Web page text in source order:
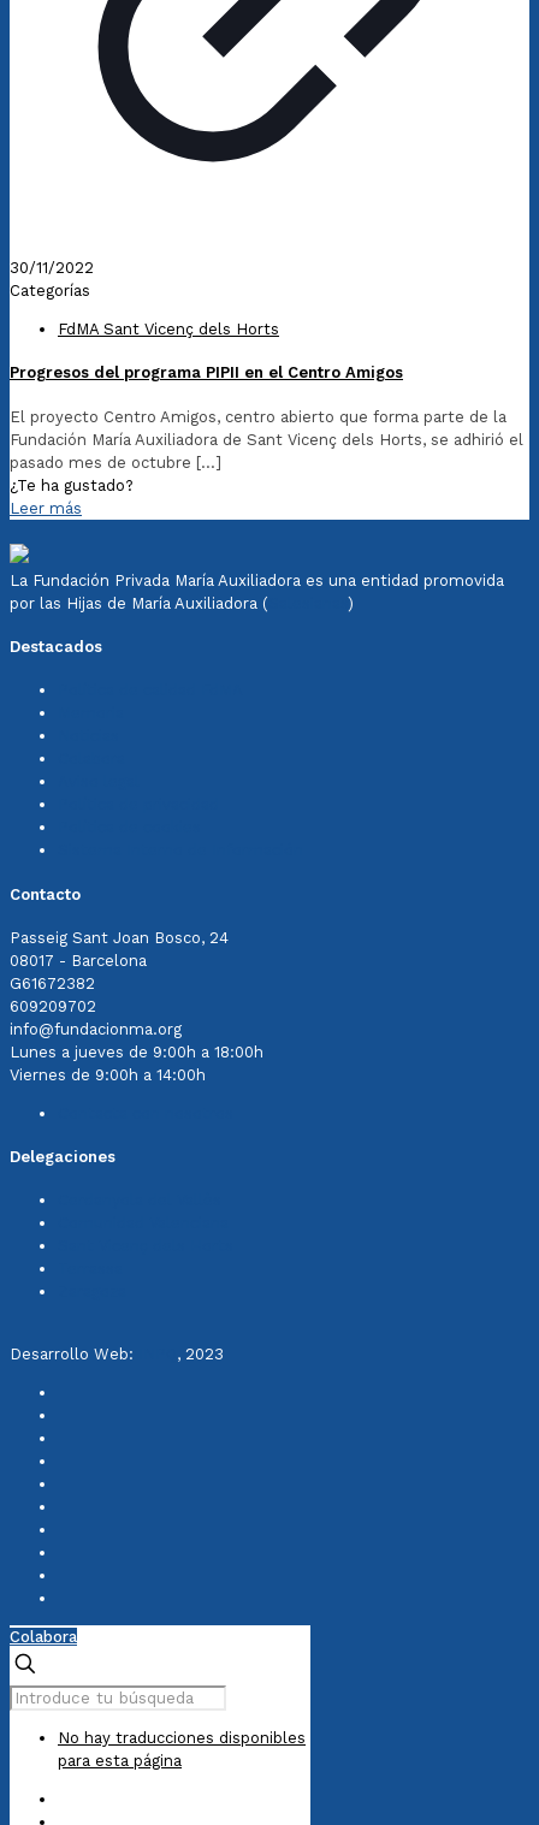
30/11/2022
Categorías
FdMA Sant Vicenç dels Horts
Progresos del programa PIPII en el Centro Amigos
El proyecto Centro Amigos, centro abierto que forma parte de la
Fundación María Auxiliadora de Sant Vicenç dels Horts, se adhirió el
pasado mes de octubre […]
¿Te ha gustado?
Leer más
La Fundación Privada María Auxiliadora es una entidad promovida
por las Hijas de María Auxiliadora (
)
Destacados
Contacto
Passeig Sant Joan Bosco, 24
08017 - Barcelona
G61672382
609209702
info@fundacionma.org
Lunes a jueves de 9:00h a 18:00h
Viernes de 9:00h a 14:00h
Delegaciones
Desarrollo Web: , 2023
Colabora
No hay traducciones disponibles
para esta página